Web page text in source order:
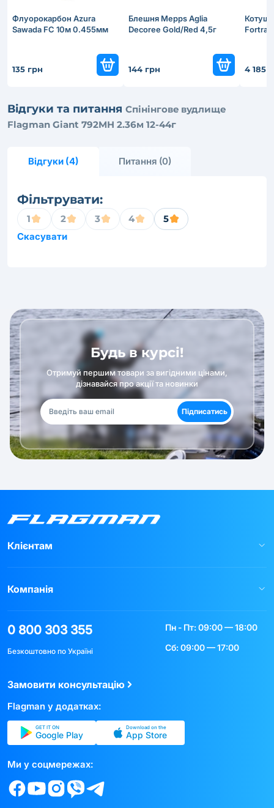
Флуорокарбон Azura
Sawada FC 10м 0.455мм
135 грн
Блешня Mepps Aglia
Decoree Gold/Red 4,5г
144 грн 4 185
Відгуки та питання Cпінінговe вудлище
Flagman Giant 792MH 2.36м 12-44г
Відгуки (4) Питання (0)
Фільтрувати:
1 2 3 4
5
Скасувати
Будь в курсі!
Отримуй першим товари за вигідними цінами,
дізнавайся про акції та новинки
Підписатись
Клієнтам
Компанія
0 800 303 355
Безкоштовно по Україні
Пн - Пт: 09:00 — 18:00
Сб: 09:00 — 17:00
Замовити консультацію
Flagman у додатках:
GET IT ON
Google Play
Download on the
App Store
Ми у соцмережах: